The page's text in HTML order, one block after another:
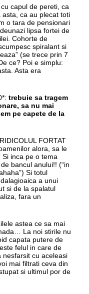
capul de pereti, ca
ca au plecat toti
o tara de pensionari
lipsa fortei de
Cohorte de
spiralant si
(se trece prin 7
ce? Poi e simplu:
Asta era
trebuie sa tragem
sa nu mai
pe capete de la
FORTAT
alora, sa le
inca pe o tema
bancul anului!! (“in
Si totul
a unui
si de la spalatul
fara un
astea ce sa mai
La noi stirile nu
capata putere de
felul in care de
nesfarsit cu aceleasi
mai filtrati ceva din
si ultimul por de